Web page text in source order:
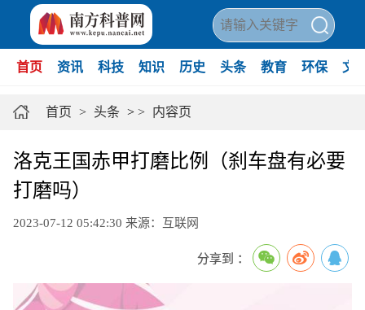
首页 资讯 科技 知识 历史 头条 教育 环保 文
首页 > 头条 > > 内容页
洛克王国赤甲打磨比例（刹车盘有必要
打磨吗）
2023-07-12 05:42:30 来源：互联网
分享到 ：